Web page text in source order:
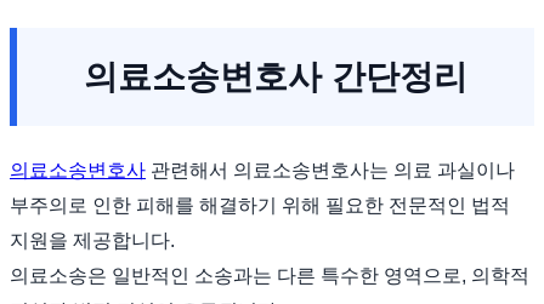
의료소송변호사 간단정리
의료소송변호사 관련해서 의료소송변호사는 의료 과실이나
부주의로 인한 피해를 해결하기 위해 필요한 전문적인 법적
지원을 제공합니다.
의료소송은 일반적인 소송과는 다른 특수한 영역으로, 의학적